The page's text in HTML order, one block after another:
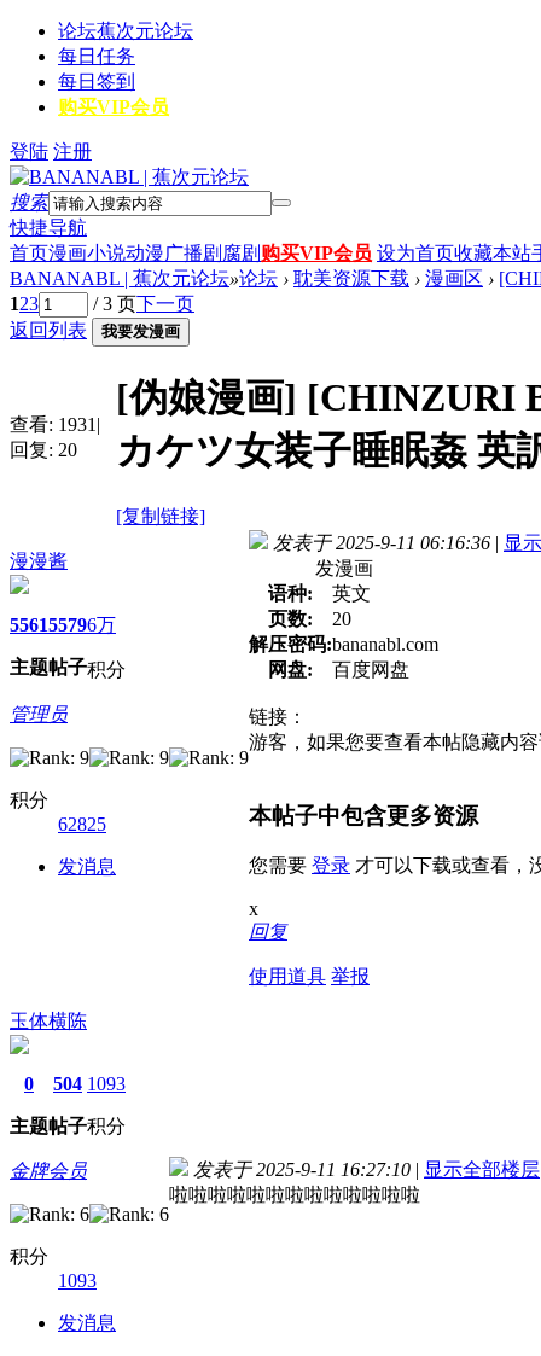
论坛蕉次元论坛
每日任务
每日签到
购买VIP会员
登陆 注册
搜索
快捷导航
首页漫画小说动漫广播剧 腐剧 购买VIP会员 设为首页收藏本站
BANANABL | 蕉次元论坛»论坛 › 耽美资源下载 › 漫画区 ›
123 / 3 页下一页
返回列表
我要发漫画
查看: 1931 |
回复: 20
[伪娘漫画] [CHINZURI
カケツ女装子睡眠姦 英
[复制链接]
漫漫酱
5561
主题
5579
帖子
6万
积分
管理员
积分
62825
发消息
发表于 2025-9-11 06:16:36 | 显
发漫画
语种:
英文
页数:
20
解压密码:bananabl.com
网盘:
百度网盘
链接：
游客，如果您要查看本帖隐藏内
本帖子中包含更多资源
您需要 登录 才可以下载或查看，
x
回复
使用道具 举报
玉体横陈
0
主题
504
帖子
1093
积分
金牌会员
积分
1093
发消息
发表于 2025-9-11 16:27:10 | 显示全部楼层
啦啦啦啦啦啦啦啦啦啦啦啦啦